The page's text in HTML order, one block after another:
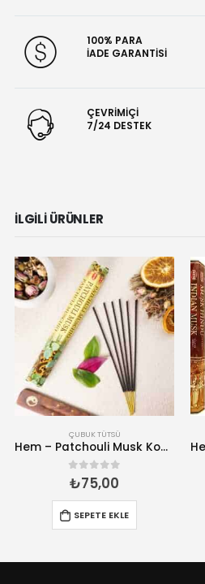
100% PARA
İADE GARANTİSİ
ÇEVRİMİÇİ
7/24 DESTEK
İLGILI ÜRÜNLER
ÇUBUK TÜTSÜ
Hem – Patchouli Musk Kokulu 20 Çubuk Tütsü
0 5 üzerinden
₺75,00
SEPETE EKLE